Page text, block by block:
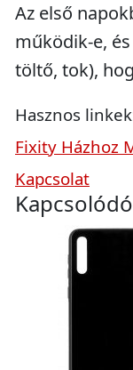
Az első
működik-e,
töltő, tok),
Hasznos
Fixity Házhoz
Kapcsolat